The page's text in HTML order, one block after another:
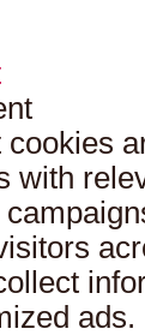
with
ads.